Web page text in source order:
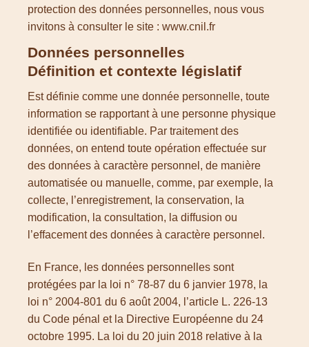
protection des données personnelles, nous vous
invitons à consulter le site : www.cnil.fr
Données personnelles
Définition et contexte législatif
Est définie comme une donnée personnelle, toute
information se rapportant à une personne physique
identifiée ou identifiable. Par traitement des
données, on entend toute opération effectuée sur
des données à caractère personnel, de manière
automatisée ou manuelle, comme, par exemple, la
collecte, l’enregistrement, la conservation, la
modification, la consultation, la diffusion ou
l’effacement des données à caractère personnel.
En France, les données personnelles sont
protégées par la loi n° 78-87 du 6 janvier 1978, la
loi n° 2004-801 du 6 août 2004, l’article L. 226-13
du Code pénal et la Directive Européenne du 24
octobre 1995. La loi du 20 juin 2018 relative à la